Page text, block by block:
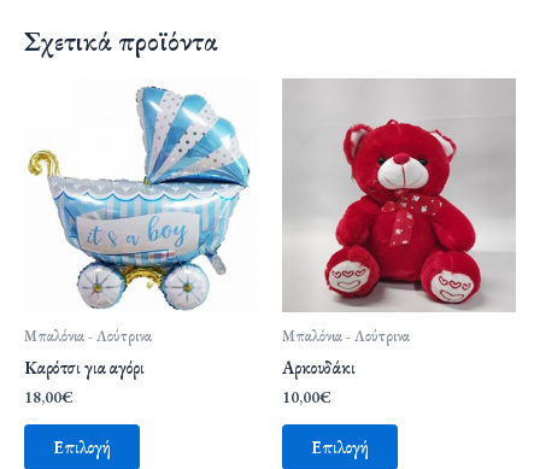
Σχετικά προϊόντα
Μπαλόνια - Λούτρινα
Καρότσι για αγόρι
18,00€
Επιλογή
Μπαλόνια - Λούτρινα
Αρκουδάκι
10,00€
Επιλογή
το
προϊόν
έχει
πολλαπλές
παραλλαγές.
επιλογές